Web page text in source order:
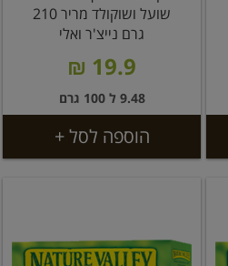
שועל ושוקולד מריר 210
גרם נייצ'ר ואלי
19.9 ₪
9.48 ל 100 גרם
הוספה לסל +